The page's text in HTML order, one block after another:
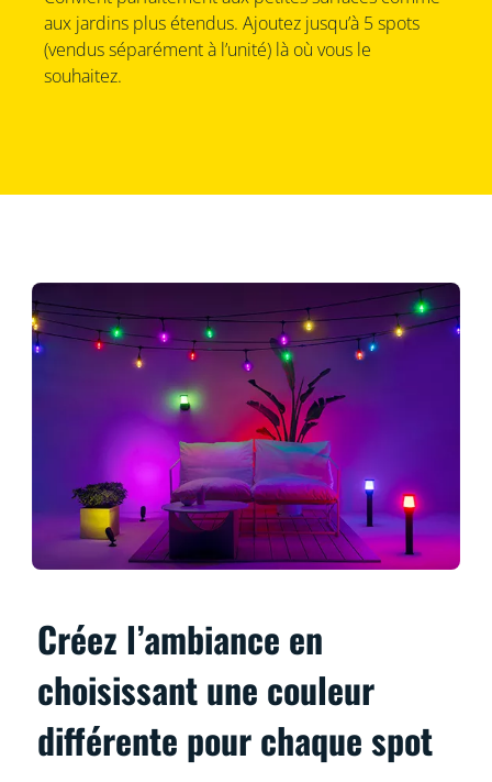
aux jardins plus étendus. Ajoutez jusqu’à 5 spots
(vendus séparément à l’unité) là où vous le
souhaitez.
Créez l’ambiance en
choisissant une couleur
différente pour chaque spot